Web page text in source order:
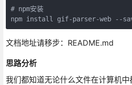
# npm安装
npm install gif-parser-web --
文档地址请移步：README.md
思路分析
我们都知道无论什么文件在计算机